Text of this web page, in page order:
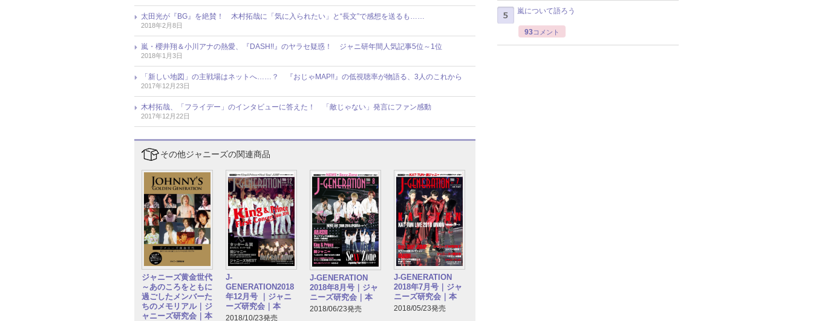
太田光が『BG』を絶賛！ 木村拓哉に「気に入られたい」と“長文”で感想を送るも……
2018年2月8日
嵐・櫻井翔＆小川アナの熱愛、『DASH!!』のヤラセ疑惑！ ジャニ研年間人気記事5位～1位
2018年1月3日
「新しい地図」の主戦場はネットへ……？ 『おじゃMAP!!』の低視聴率が物語る、3人のこれから
2017年12月23日
木村拓哉、「フライデー」のインタビューに答えた！ 「敵じゃない」発言にファン感動
2017年12月22日
その他ジャニーズの関連商品
ジャニーズ黄金世代
～あのころをともに
過ごしたメンバーた
ちのメモリアル｜ジ
ャニーズ研究会｜本
J-
GENERATION2018
年12月号 ｜ジャニ
ーズ研究会｜本
2018/10/23発売
J-GENERATION
2018年8月号｜ジャ
ニーズ研究会｜本
2018/06/23発売
J-GENERATION
2018年7月号｜ジャ
ニーズ研究会｜本
2018/05/23発売
嵐について語ろう
93コメント